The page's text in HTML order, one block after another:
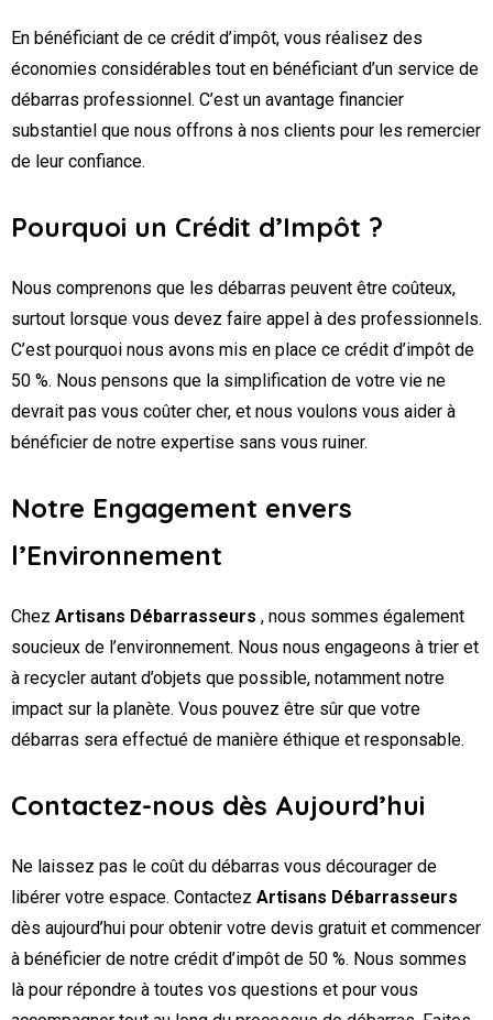
En bénéficiant de ce crédit d’impôt, vous réalisez des
économies considérables tout en bénéficiant d’un service de
débarras professionnel. C’est un avantage financier
substantiel que nous offrons à nos clients pour les remercier
de leur confiance.
Pourquoi un Crédit d’Impôt ?
Nous comprenons que les débarras peuvent être coûteux,
surtout lorsque vous devez faire appel à des professionnels.
C’est pourquoi nous avons mis en place ce crédit d’impôt de
50 %. Nous pensons que la simplification de votre vie ne
devrait pas vous coûter cher, et nous voulons vous aider à
bénéficier de notre expertise sans vous ruiner.
Notre Engagement envers
l’Environnement
Chez Artisans Débarrasseurs , nous sommes également
soucieux de l’environnement. Nous nous engageons à trier et
à recycler autant d’objets que possible, notamment notre
impact sur la planète. Vous pouvez être sûr que votre
débarras sera effectué de manière éthique et responsable.
Contactez-nous dès Aujourd’hui
Ne laissez pas le coût du débarras vous décourager de
libérer votre espace. Contactez Artisans Débarrasseurs
dès aujourd’hui pour obtenir votre devis gratuit et commencer
à bénéficier de notre crédit d’impôt de 50 %. Nous sommes
là pour répondre à toutes vos questions et pour vous